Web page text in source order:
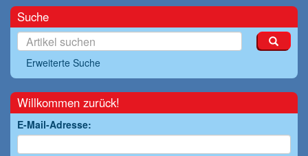
Suche
Erweiterte Suche
Willkommen zurück!
E-Mail-Adresse: